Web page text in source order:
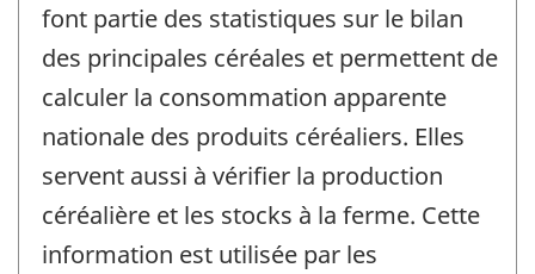
font partie des statistiques sur le bilan
des principales céréales et permettent de
calculer la consommation apparente
nationale des produits céréaliers. Elles
servent aussi à vérifier la production
céréalière et les stocks à la ferme. Cette
information est utilisée par les